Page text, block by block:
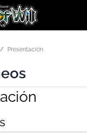
Presentación